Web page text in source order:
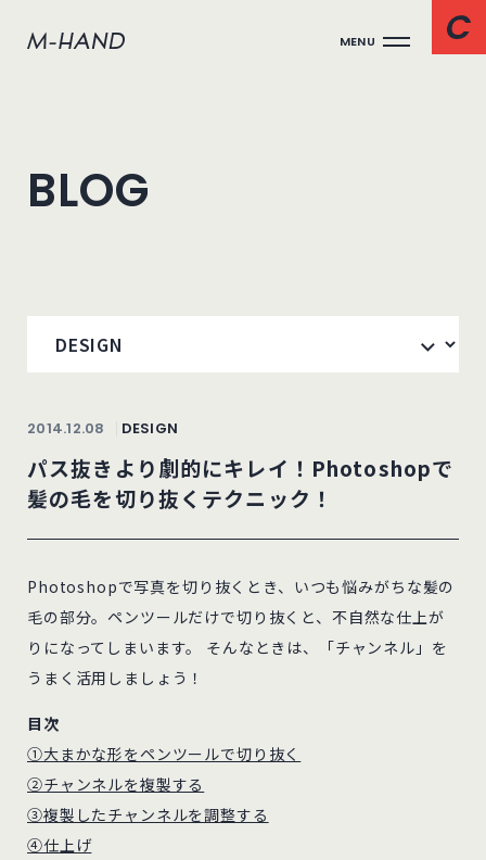
MENU
BLOG
2014.12.08 DESIGN
パス抜きより劇的にキレイ！Photoshopで
髪の毛を切り抜くテクニック！
Photoshopで写真を切り抜くとき、いつも悩みがちな髪の
毛の部分。ペンツールだけで切り抜くと、不自然な仕上が
りになってしまいます。 そんなときは、「チャンネル」を
うまく活用しましょう！
目次
①大まかな形をペンツールで切り抜く
②チャンネルを複製する
③複製したチャンネルを調整する
④仕上げ